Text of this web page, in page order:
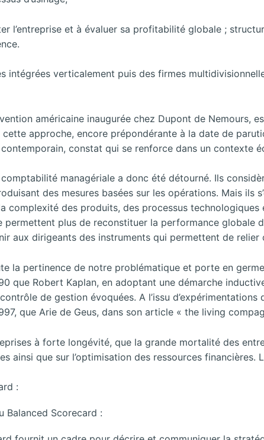
l’entreprise et à évaluer sa profitabilité globale ;
intégrées verticalement puis des firmes
américaine inaugurée chez Dupont de
approche, encore prépondérante à la date de
constat qui se renforce dans un contexte
managériale a donc été détourné. Ils
des mesures basées sur les opérations. Mais ils
complexité des produits, des processus technologiques
permettent plus de reconstituer la performance globale
aux dirigeants des instruments qui permettent de
la pertinence de notre problématique et porte en
que Robert Kaplan, en adoptant une démarche
de gestion évoquées. A l’issu
que Arie de Geus, dans son article « the living
à forte longévité, que la grande mortalité des
ainsi que sur l’optimisation des ressources
:
Balanced Scorecard :